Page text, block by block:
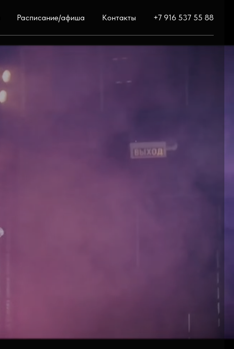
Расписание/афиша Контакты +7 916 537 55 88